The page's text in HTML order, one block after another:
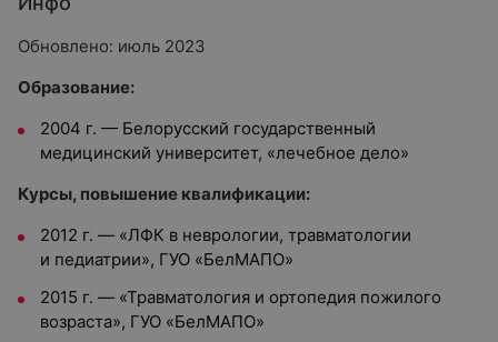
Обновлено: июль 2023
Образование:
2004 г. — Белорусский государственный
медицинский университет, «лечебное дело»
Курсы, повышение квалификации:
2012 г. — «ЛФК в неврологии, травматологии
и педиатрии», ГУО «БелМАПО»
2015 г. — «Травматология и ортопедия пожилого
возраста», ГУО «БелМАПО»